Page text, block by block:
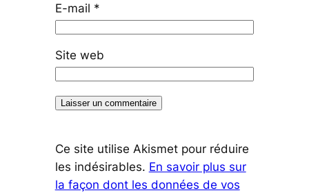
E-mail *
Site web
Ce site utilise Akismet pour réduire
les indésirables. En savoir plus sur
la façon dont les données de vos